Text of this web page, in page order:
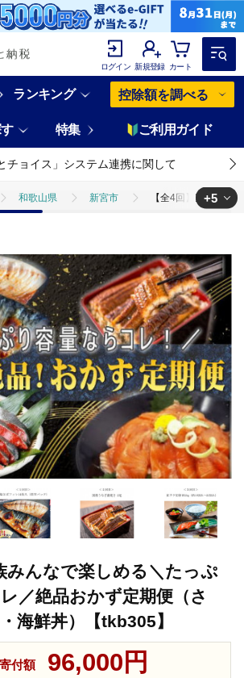
ログイン 新規登録 カート
ランキング 控除額を調べる
特集 ご利用ガイド
チョイス」システム連携に関して
和歌山県 新宮市 【全4回】家族みん
干物 ほかの干物 【全4回】家族みんな
うなぎ 【全4回】家族みんなで楽しめる＼た
【全4回】家族みんなで楽しめる＼たっぷり容量な
魚(定期便) 【全4回】家族みんなで楽しめる＼
+5
みんなで楽しめる＼たっぷ
／絶品おかず定期便（さ
海鮮丼）【tkb305】
寄付額 96,000円